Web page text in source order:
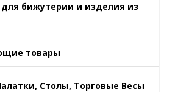
бижутерии и изделия из
товары
Столы, Торговые Весы